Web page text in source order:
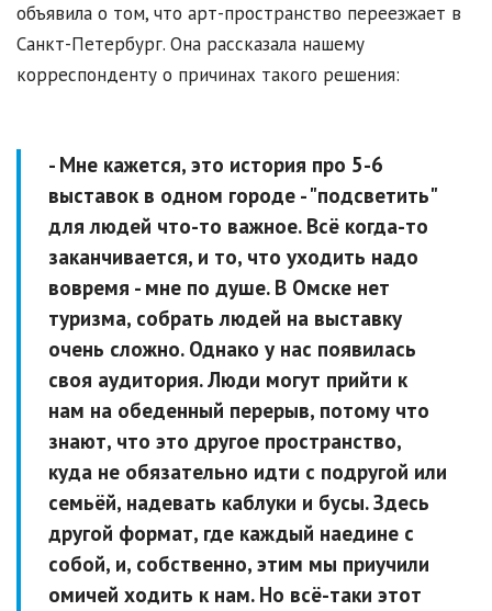
объявила о том, что арт-пространство переезжает в
Санкт-Петербург. Она рассказала нашему
корреспонденту о причинах такого решения:
- Мне кажется, это история про 5-6
выставок в одном городе - "подсветить"
для людей что-то важное. Всё когда-то
заканчивается, и то, что уходить надо
вовремя - мне по душе. В Омске нет
туризма, собрать людей на выставку
очень сложно. Однако у нас появилась
своя аудитория. Люди могут прийти к
нам на обеденный перерыв, потому что
знают, что это другое пространство,
куда не обязательно идти с подругой или
семьёй, надевать каблуки и бусы. Здесь
другой формат, где каждый наедине с
собой, и, собственно, этим мы приучили
омичей ходить к нам. Но всё-таки этот